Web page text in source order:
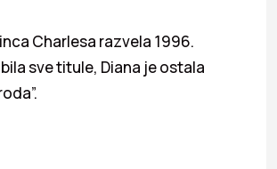
Charlesa razvela 1996.
sve titule, Diana je ostala